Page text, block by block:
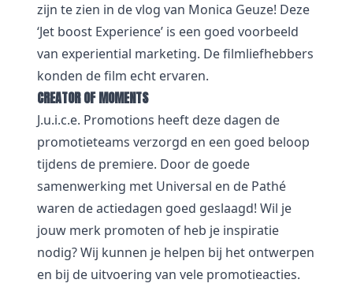
zijn te zien in devlog van Monica Geuze! Deze
‘Jet boost Experience’ is een goed voorbeeld
van experiential marketing. De filmliefhebbers
konden de film echt ervaren.
CREATOR OF MOMENTS
J.u.i.c.e. Promotions heeft deze dagen de
promotieteams verzorgd en een goed beloop
tijdens de premiere. Door de goede
samenwerking met Universal en de Pathé
waren de actiedagen goed geslaagd! Wil je
jouw merk promoten of heb je inspiratie
nodig? Wij kunnen je helpen bij het ontwerpen
en bij de uitvoering van vele promotieacties.